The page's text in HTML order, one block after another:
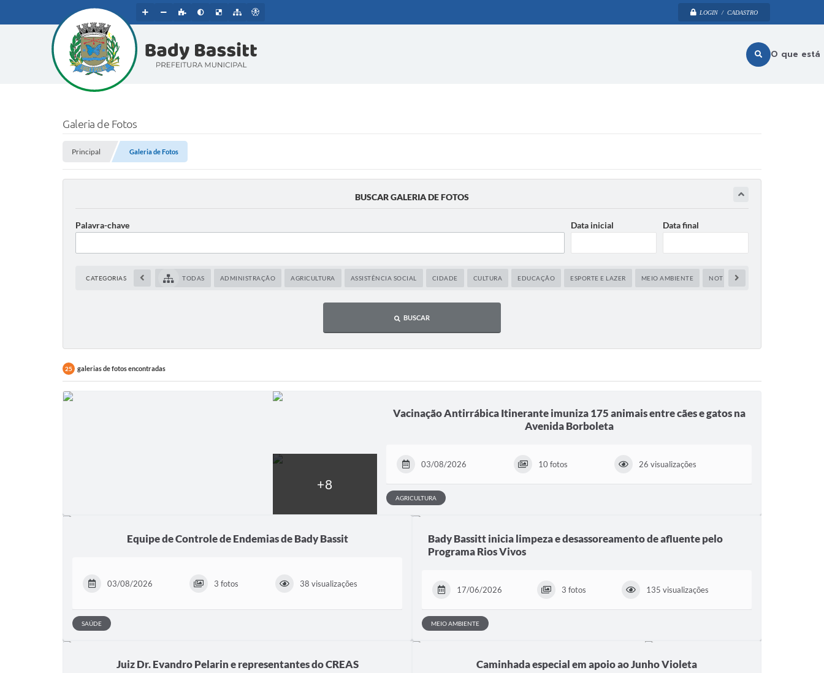
LOGIN / CADASTRO
O que está
Galeria de Fotos
Principal Galeria de Fotos
BUSCAR GALERIA DE FOTOS
Palavra-chave Data inicial Data final
CATEGORIAS TODAS ADMINISTRAÇÃO AGRICULTURA ASSISTÊNCIA SOCIAL CIDADE CULTURA EDUCAÇÃO ESPORTE E LAZER MEIO AMBIENTE NOTÍCIAS
BUSCAR
25 galerias de fotos encontradas
Vacinação Antirrábica Itinerante imuniza 175 animais entre cães e gatos na
Avenida Borboleta
03/08/2026 10 fotos 26 visualizações
AGRICULTURA
Equipe de Controle de Endemias de Bady Bassit
03/08/2026 3 fotos 38 visualizações
SAÚDE
Bady Bassitt inicia limpeza e desassoreamento de afluente pelo
Programa Rios Vivos
17/06/2026 3 fotos 135 visualizações
MEIO AMBIENTE
Juiz Dr. Evandro Pelarin e representantes do CREAS Caminhada especial em apoio ao Junho Violeta